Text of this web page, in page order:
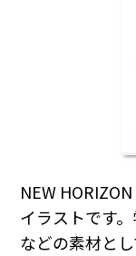
NEW
イラストです
などの素材と